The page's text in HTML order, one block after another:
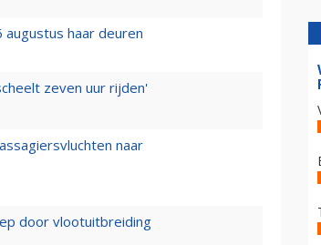
augustus haar deuren
zeven uur rijden'
naar
door vlootuitbreiding